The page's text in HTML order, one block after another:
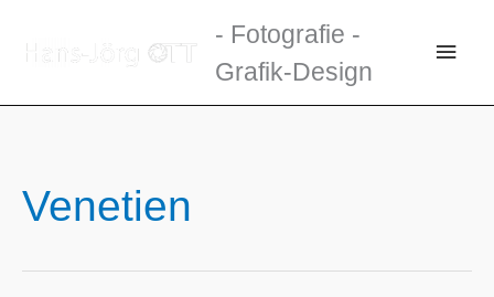
Inhalt
- Fotografie -
Grafik-Design
Venetien